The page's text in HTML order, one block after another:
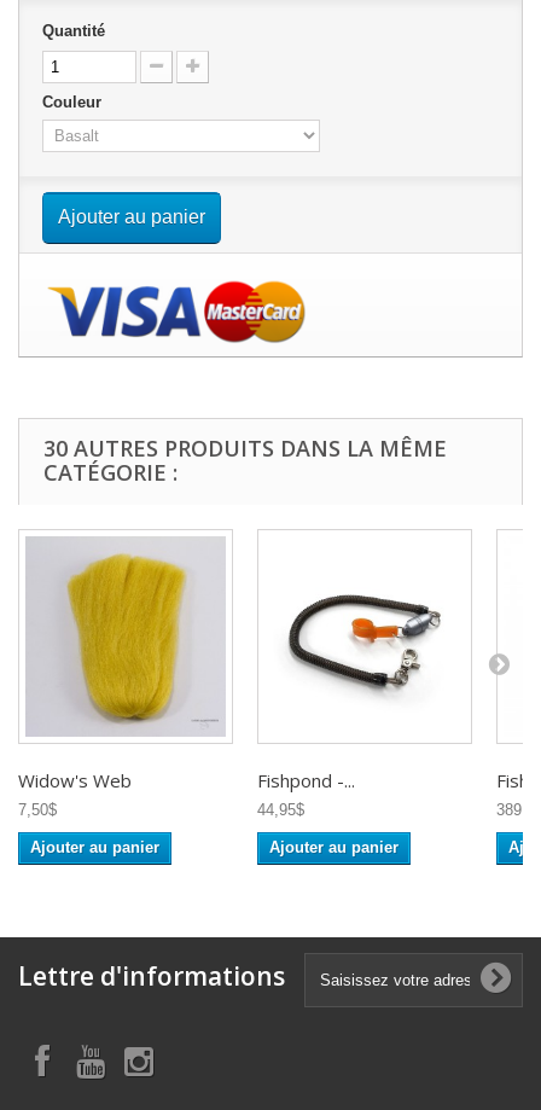
Quantité
Couleur
Ajouter au panier
30 AUTRES PRODUITS DANS LA MÊME
CATÉGORIE :
Widow's Web
7,50$
Ajouter au panier
Fishpond -...
44,95$
Ajouter au panier
Lettre d'informations